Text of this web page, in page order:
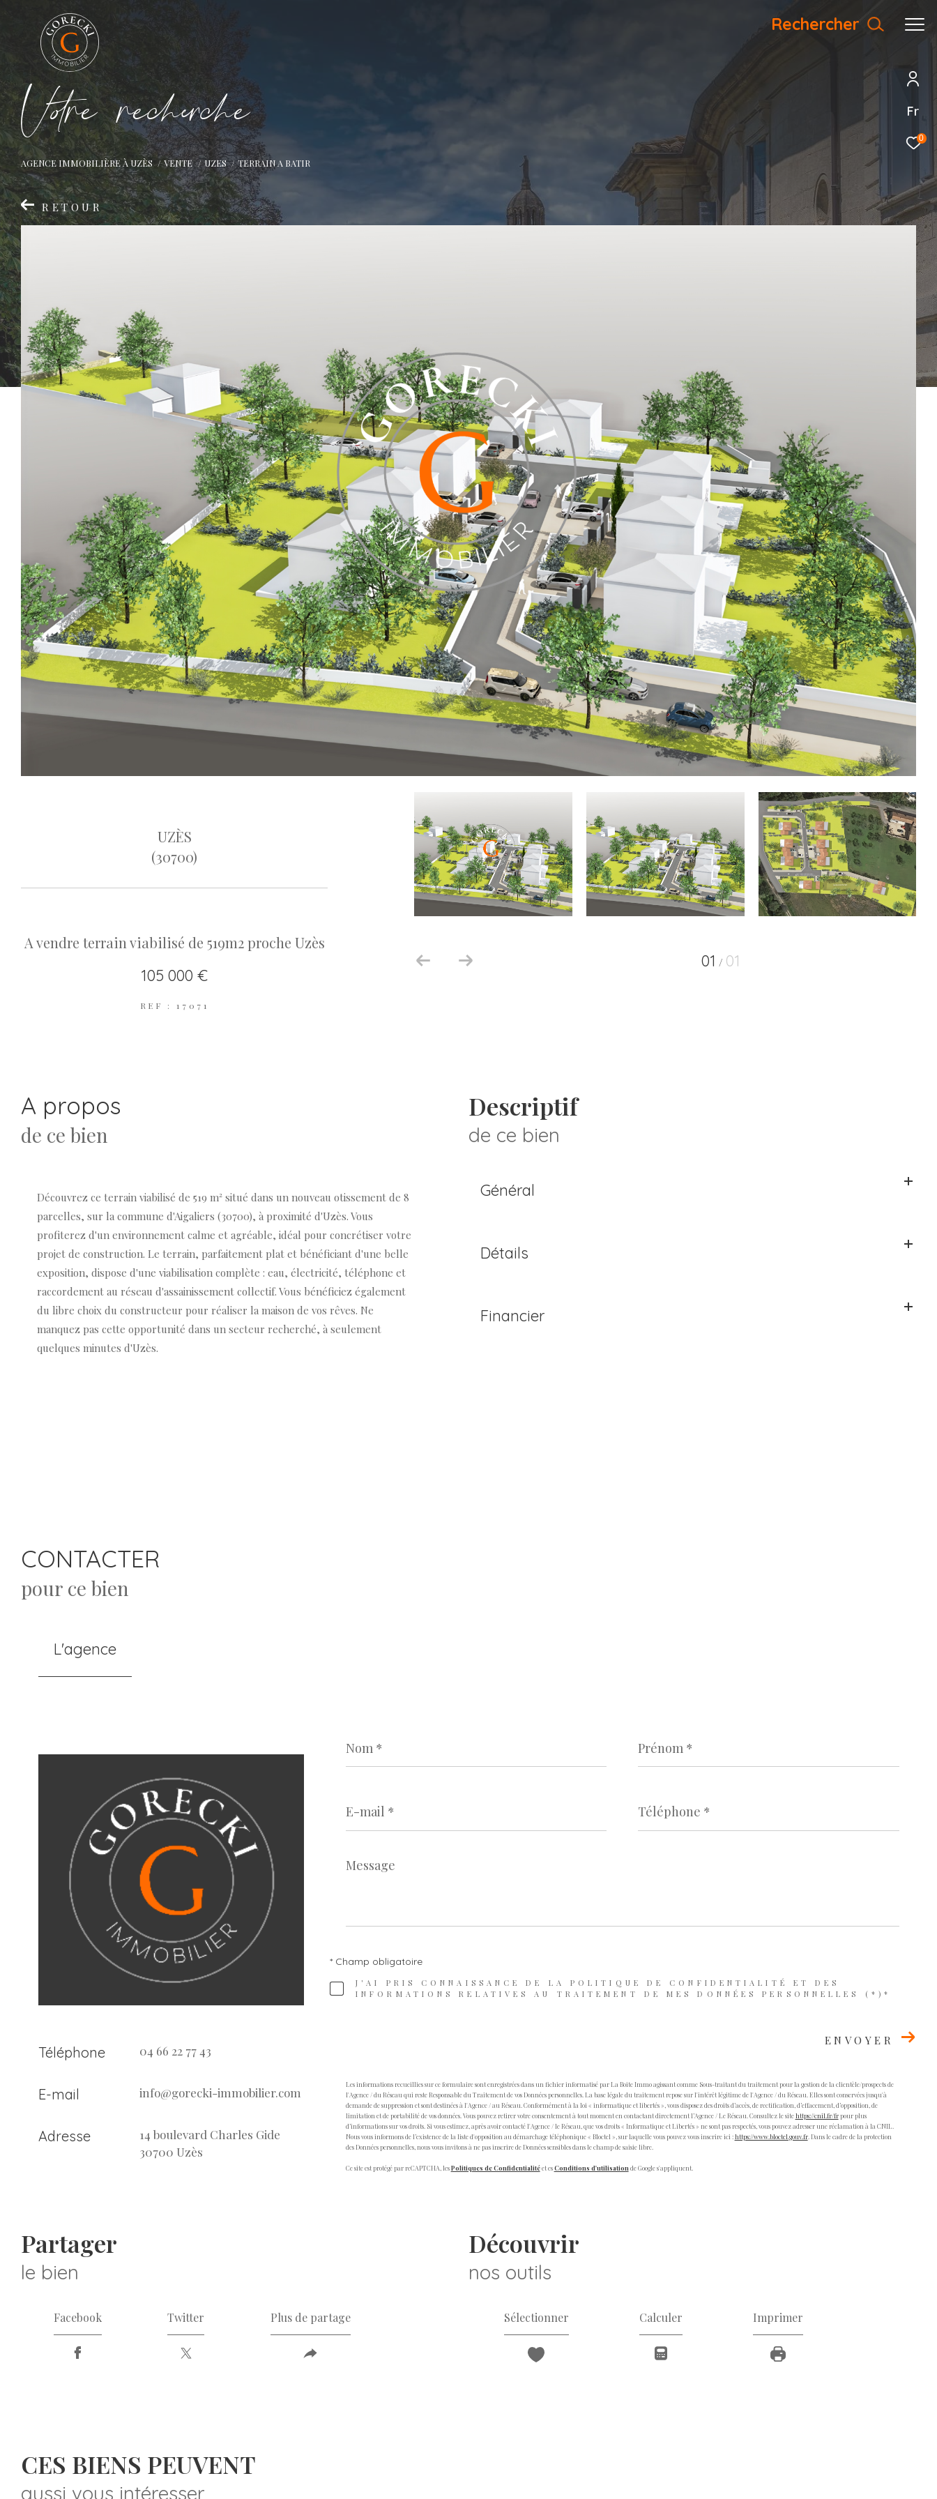
Fr
0
Rechercher
Vore recece
AGENCE IMMOBILIÈRE À UZÈS VENTE UZES TERRAIN A BATIR
RETOUR
01 / 01
UZÈS
(30700)
A vendre terrain viabilisé de 519m2 proche Uzès
105 000 €
REF : 17071
a propos
de ce bien
Découvrez ce terrain viabilisé de 519 m² situé dans un nouveau otissement de 8
parcelles, sur la commune d'Aigaliers (30700), à proximité d'Uzès. Vous
profiterez d'un environnement calme et agréable, idéal pour concrétiser votre
projet de construction. Le terrain, parfaitement plat et bénéficiant d'une belle
exposition, dispose d'une viabilisation complète : eau, électricité, téléphone et
raccordement au réseau d'assainissement collectif. Vous bénéficiez également
du libre choix du constructeur pour réaliser la maison de vos rêves. Ne
manquez pas cette opportunité dans un secteur recherché, à seulement
quelques minutes d'Uzès.
descriptif
de ce bien
Général
Détails
Financier
CONTACTER
pour ce bien
L'agence
Téléphone 04 66 22 77 43
E-mail info@gorecki-immobilier.com
Adresse
14 boulevard Charles Gide
30700 Uzès
* *
mail
*
*
Message
*
J'AI PRIS CONNAISSANCE DE LA POLITIQUE DE CONFIDENTIALITÉ ET DES
INFORMATIONS RELATIVES AU TRAITEMENT DE MES DONNÉES PERSONNELLES (*)*
* Champ obligatoire
ENVOYER
Les informations recueillies sur ce formulaire sont enregistrées dans un fichier informatisé par La Boite Immo agissant comme Sous-traitant du traitement pour la gestion de la clientèle/prospects de
l'Agence / du Réseau qui reste Responsable du Traitement de vos Données personnelles. La base légale du traitement repose sur l'intérêt légitime de l'Agence / du Réseau. Elles sont conservées jusqu'à
demande de suppression et sont destinées à l'Agence / au Réseau. Conformément à la loi « informatique et libertés », vous disposez des droits d’accès, de rectification, d’effacement, d’opposition, de
limitation et de portabilité de vos données. Vous pouvez retirer votre consentement à tout moment en contactant directement l’Agence / Le Réseau. Consultez le sitehttps://cnil.fr/frpour plus
d’informations sur vos droits. Si vous estimez, après avoir contacté l'Agence / le Réseau, que vos droits « Informatique et Libertés » ne sont pas respectés, vous pouvez adresser une réclamation à la CNIL.
Nous vous informons de l’existence de la liste d'opposition au démarchage téléphonique « Bloctel », sur laquelle vous pouvez vous inscrire ici :https://www.bloctel.gouv.fr. Dans le cadre de la protection
des Données personnelles, nous vous invitons à ne pas inscrire de Données sensibles dans le champ de saisie libre.
Ce site est protégé par reCAPTCHA, lesPolitiques de Confidentialitéet esConditions d'utilisation de Google s'appliquent.
partager
le bien
Facebook Twitter Plus de partage
découvrir
nos outils
Sélectionner Calculer Imprimer
CES BIENS PEUVENT
aussi vous intéresser